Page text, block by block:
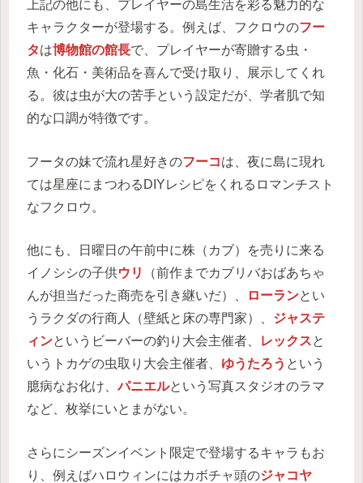
上記の他にも、プレイヤーの島生活を彩る魅力的な
キャラクターが登場する。例えば、フクロウのフー
タは博物館の館長で、プレイヤーが寄贈する虫・
魚・化石・美術品を喜んで受け取り、展示してくれ
る。彼は虫が大の苦手という設定だが、学者肌で知
的な口調が特徴です。
フータの妹で流れ星好きのフーコは、夜に島に現れ
ては星座にまつわるDIYレシピをくれるロマンチスト
なフクロウ。
他にも、日曜日の午前中に株（カブ）を売りに来る
イノシシの子供ウリ
（前作までカブリバおばあちゃ
んが担当だった商売を引き継いだ）、
ローランとい
うラクダの行商人（壁紙と床の専門家）、 ジャステ
ィンというビーバーの釣り大会主催者、 レックスと
いうトカゲの虫取り大会主催者、 ゆうたろう という
臆病なお化け、パニエルという写真スタジオのラマ
など、枚挙にいとまがない。
さらにシーズンイベント限定で登場するキャラもお
り、例えばハロウィンにはカボチャ頭のジャコヤ